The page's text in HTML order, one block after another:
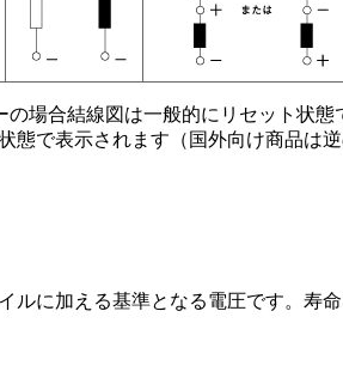
場合結線図は一般的にリセット状態
態で表示されます（国外向け商品は
ルに加える基準となる電圧です。寿